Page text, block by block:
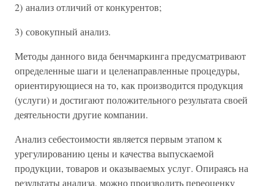
2) анализ отличий от конкурентов;
3) совокупный анализ.
Методы данного вида бенчмаркинга предусматривают
определенные шаги и целенаправленные процедуры,
ориентирующиеся на то, как производится продукция
(услуги) и достигают положительного результата своей
деятельности другие компании.
Анализ себестоимости является первым этапом к
урегулированию цены и качества выпускаемой
продукции, товаров и оказываемых услуг. Опираясь на
результаты анализа, можно производить переоценку